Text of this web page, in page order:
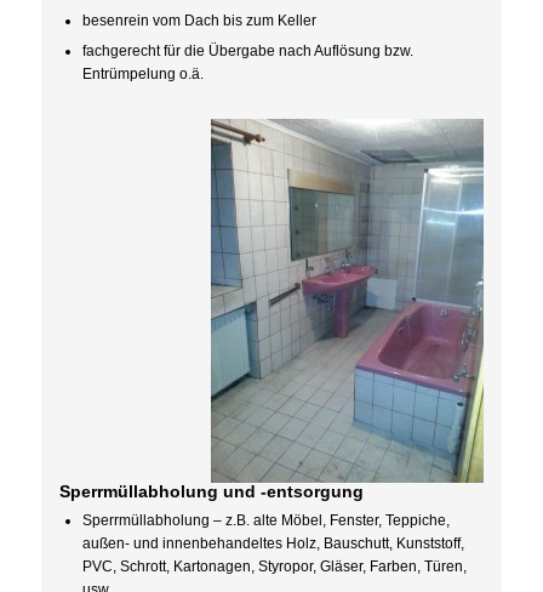
besenrein vom Dach bis zum Keller
fachgerecht für die Übergabe nach Auflösung bzw.
Entrümpelung o.ä.
Sperrmüllabholung und -entsorgung
Sperrmüllabholung – z.B. alte Möbel, Fenster, Teppiche,
außen- und innenbehandeltes Holz, Bauschutt, Kunststoff,
PVC, Schrott, Kartonagen, Styropor, Gläser, Farben, Türen,